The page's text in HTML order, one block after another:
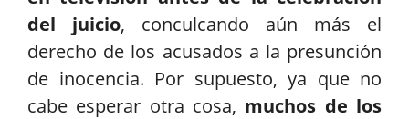
del juicio, conculcando aún más el
derecho de los acusados a la presunción
de inocencia. Por supuesto, ya que no
cabe esperar otra cosa, muchos de los